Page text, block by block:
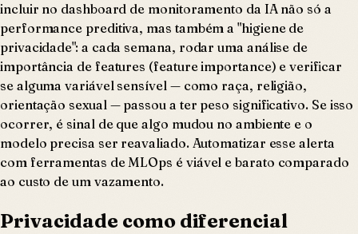
incluir no dashboard de monitoramento da IA não só a
performance preditiva, mas também a "higiene de
privacidade": a cada semana, rodar uma análise de
importância de features (feature importance) e verificar
se alguma variável sensível — como raça, religião,
orientação sexual — passou a ter peso significativo. Se isso
ocorrer, é sinal de que algo mudou no ambiente e o
modelo precisa ser reavaliado. Automatizar esse alerta
com ferramentas de MLOps é viável e barato comparado
ao custo de um vazamento.
Privacidade como diferencial